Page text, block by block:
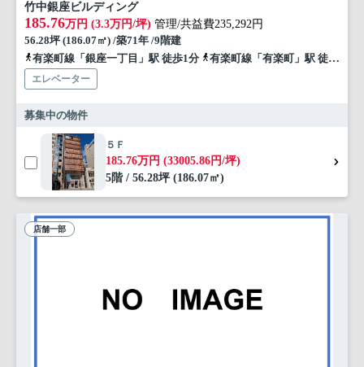
竹中銀座ビルディング
185.76万円 (3.3万円/坪) 管理/共益費235,292円
56.28坪 (186.07㎡) /築71年 /9階建
有楽町線「銀座一丁目」駅 徒歩1分
有楽町線「有楽町」駅 徒歩4分
エレベーター
募集中の物件
５Ｆ
185.76万円 (33005.86円/坪)
5階 / 56.28坪 (186.07㎡)
店舗一部